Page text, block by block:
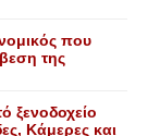
που
της
ξενοδοχείο
Kάμερες και